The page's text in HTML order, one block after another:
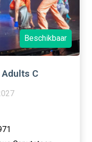
Beschikbaar
C